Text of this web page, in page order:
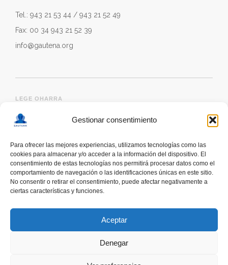
Gestionar consentimiento
Para ofrecer las mejores experiencias, utilizamos tecnologías como las
cookies para almacenar y/o acceder a la información del dispositivo. El
consentimiento de estas tecnologías nos permitirá procesar datos como el
comportamiento de navegación o las identificaciones únicas en este sitio.
No consentir o retirar el consentimiento, puede afectar negativamente a
ciertas características y funciones.
Aceptar
Denegar
Tel.: 943 21 53 44 / 943 21 52 49
Fax: 00 34 943 21 52 39
info@gautena.org
LEGE OHARRA
deskonektapp
THE HELP OF PEOPLE WITH AUTISM TO PROMOTE
A RESPONSIBLE USE OF SMARTPHONES